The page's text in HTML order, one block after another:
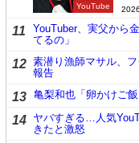
YouTube
11
YouTuber、実父から
てるの」
12 素潜り漁師マサル、
報告
13 亀梨和也「卵かけご
14 ヤバすぎる…人気
きたと激怒